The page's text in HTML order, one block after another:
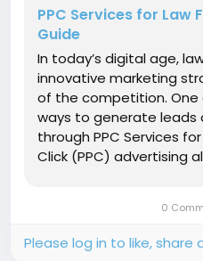
PPC Services for Law
Guide
In today’s digital age,
innovative marketing
of the competition.
ways to generate leads
through PPC Services
Click (PPC) advertising
0
Please log in to like, share